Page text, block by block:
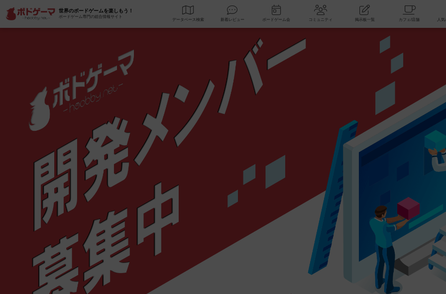
世界のボードゲームを楽しもう！
ボードゲーム専門の総合情報サイト
データベース 検索 新着レビュー ボードゲーム会 コミュニティ 掲示板一覧